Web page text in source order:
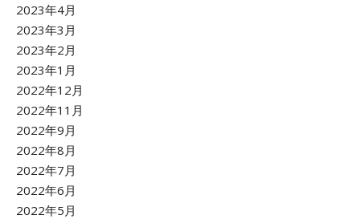
2023年4月
2023年3月
2023年2月
2023年1月
2022年12月
2022年11月
2022年9月
2022年8月
2022年7月
2022年6月
2022年5月